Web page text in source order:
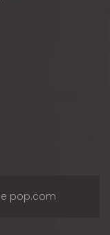
pop.com